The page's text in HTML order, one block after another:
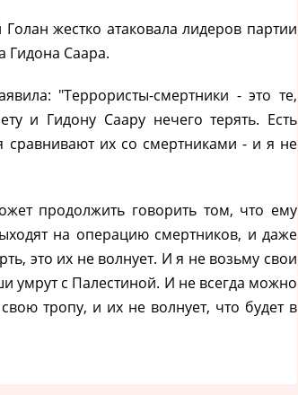
жестко атаковала лидеров партии
Гидона Саара.
"Террористы-смертники - это те,
и Гидону Саару нечего терять. Есть
сравнивают их со смертниками - и я не
продолжить говорить том, что ему
на операцию смертников, и даже
это их не волнует. И я не возьму свои
умрут с Палестиной. И не всегда можно
тропу, и их не волнует, что будет в